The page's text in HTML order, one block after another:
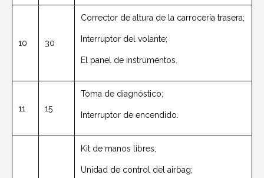
10 30
Corrector de altura de la carrocería trasera;
Interruptor del volante;
El panel de instrumentos.
11 15
Toma de diagnóstico;
Interruptor de encendido.
Kit de manos libres;
Unidad de control del airbag;